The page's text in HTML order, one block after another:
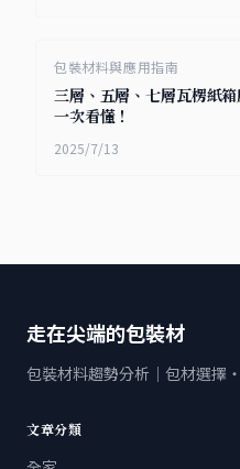
包裝材料與應用指南
三層、五層、七層瓦楞紙
一次看懂！
2025/7/13
走在尖端的包裝材
包裝材料趨勢分析｜包材選擇
文章分類